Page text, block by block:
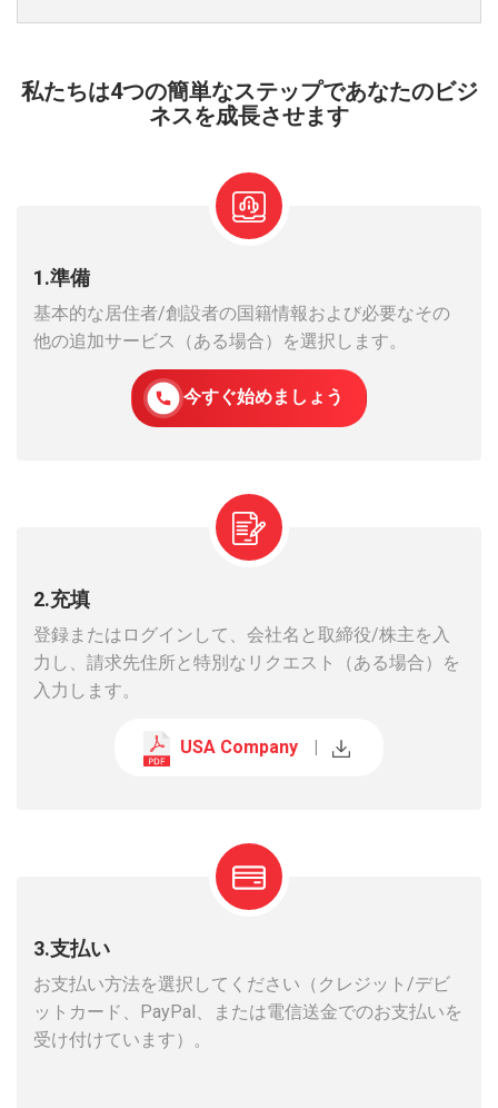
私たちは4つの簡単なステップであなたのビジ
ネスを成長させます
1.準備
基本的な居住者/創設者の国籍情報および必要なその
他の追加サービス（ある場合）を選択します。
今すぐ始めましょう
2.充填
登録またはログインして、会社名と取締役/株主を入
力し、請求先住所と特別なリクエスト（ある場合）を
入力します。
USA Company |
3.支払い
お支払い方法を選択してください（クレジット/デビ
ットカード、PayPal、または電信送金でのお支払いを
受け付けています）。